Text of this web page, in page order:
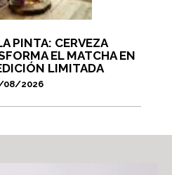
PINTA: CERVEZA
EL MATCHA EN
LIMITADA
08/2026